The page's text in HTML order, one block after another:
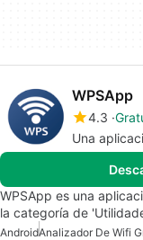
WPSApp
4.3
Una
WPSApp es una
la categoría de
AndroidAnalizador De Wifi